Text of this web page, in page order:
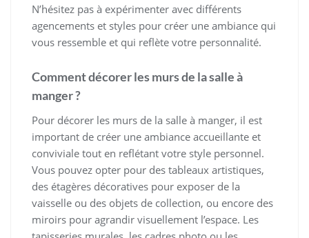
N’hésitez pas à expérimenter avec différents
agencements et styles pour créer une ambiance qui
vous ressemble et qui reflète votre personnalité.
Comment décorer les murs de la salle à
manger ?
Pour décorer les murs de la salle à manger, il est
important de créer une ambiance accueillante et
conviviale tout en reflétant votre style personnel.
Vous pouvez opter pour des tableaux artistiques,
des étagères décoratives pour exposer de la
vaisselle ou des objets de collection, ou encore des
miroirs pour agrandir visuellement l’espace. Les